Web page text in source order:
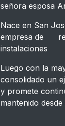
señora esposa
Nace en San
empresa de
Luego con la
consolidado un
y promete
mantenido